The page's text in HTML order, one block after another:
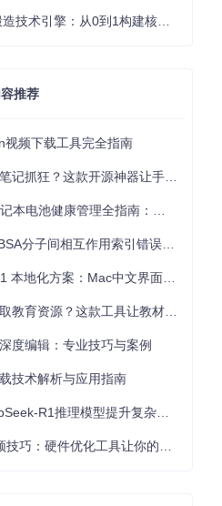
术引擎：从0到1构建核心系统的实践指南
推荐
视频下载工具完全指南
度编辑：专业技巧与案例
技术解析与应用指南